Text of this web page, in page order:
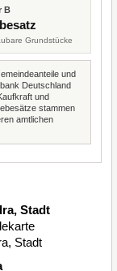
B
Grundstücke
und
Deutschland
und
stammen
amtlichen
Stadt